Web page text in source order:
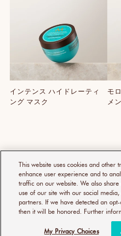
インテンス ハイドレーティ
ング マスク
モ
メ
This website uses cookies and other
enhance user experience and to
traffic on our website. We also
use of our site with our social
partners. If we have detected an
then it will be honored. Further
My Privacy Choices